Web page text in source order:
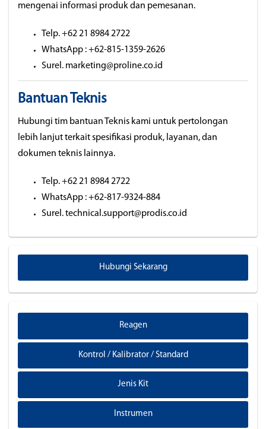
mengenai informasi produk dan pemesanan.
Telp. +62 21 8984 2722
WhatsApp : +62-815-1359-2626
Surel. marketing@proline.co.id
Bantuan Teknis
Hubungi tim bantuan Teknis kami untuk pertolongan
lebih lanjut terkait spesifikasi produk, layanan, dan
dokumen teknis lainnya.
Telp. +62 21 8984 2722
WhatsApp : +62-817-9324-884
Surel. technical.support@prodis.co.id
Hubungi Sekarang
Reagen
Kontrol / Kalibrator / Standard
Jenis Kit
Instrumen